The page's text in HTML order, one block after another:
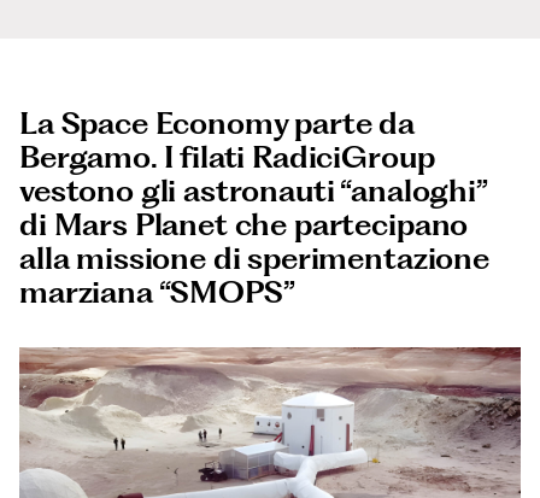
Italiano
La Space Economy parte da
Bergamo. I filati RadiciGroup
vestono gli astronauti “analoghi”
di Mars Planet che partecipano
alla missione di sperimentazione
marziana “SMOPS”